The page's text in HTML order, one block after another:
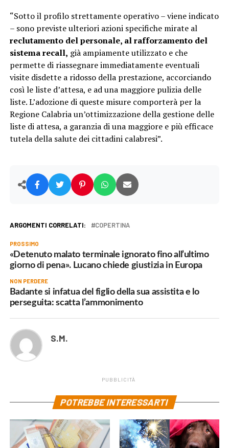
“Sotto il profilo strettamente operativo – viene indicato
– sono previste ulteriori azioni specifiche mirate al
reclutamento del personale, al rafforzamento del
sistema recall, già ampiamente utilizzato e che
permette di riassegnare immediatamente eventuali
visite disdette a ridosso della prestazione, accorciando
così le liste d’attesa, e ad una maggiore pulizia delle
liste. L’adozione di queste misure comporterà per la
Regione Calabria un’ottimizzazione della gestione delle
liste di attesa, a garanzia di una maggiore e più efficace
tutela della salute dei cittadini calabresi”.
ARGOMENTI CORRELATI: COPERTINA
PROSSIMO
«Detenuto malato terminale ignorato fino all’ultimo
giorno di pena». Lucano chiede giustizia in Europa
NON PERDERE
Badante si infatua del figlio della sua assistita e lo
perseguita: scatta l’ammonimento
S.M.
PUBBLICITÀ
POTREBBE INTERESSARTI